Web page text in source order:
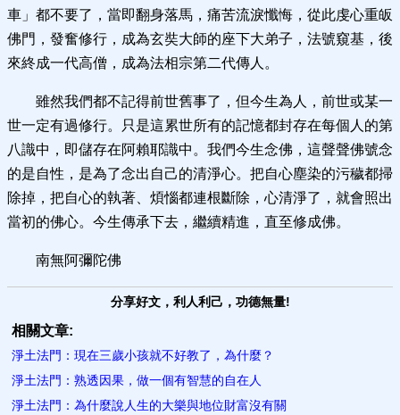
車」都不要了，當即翻身落馬，痛苦流淚懺悔，從此虔心重皈
佛門，發奮修行，成為玄奘大師的座下大弟子，法號窺基，後
來終成一代高僧，成為法相宗第二代傳人。
雖然我們都不記得前世舊事了，但今生為人，前世或某一
世一定有過修行。只是這累世所有的記憶都封存在每個人的第
八識中，即儲存在阿賴耶識中。我們今生念佛，這聲聲佛號念
的是自性，是為了念出自己的清淨心。把自心塵染的污穢都掃
除掉，把自心的執著、煩惱都連根斷除，心清淨了，就會照出
當初的佛心。今生傳承下去，繼續精進，直至修成佛。
南無阿彌陀佛
分享好文，利人利己，功德無量!
相關文章:
淨土法門：現在三歲小孩就不好教了，為什麼？
淨土法門：熟透因果，做一​個有智慧的自在人
淨土法門：為什麼說人生的大樂與地位財富沒有關​